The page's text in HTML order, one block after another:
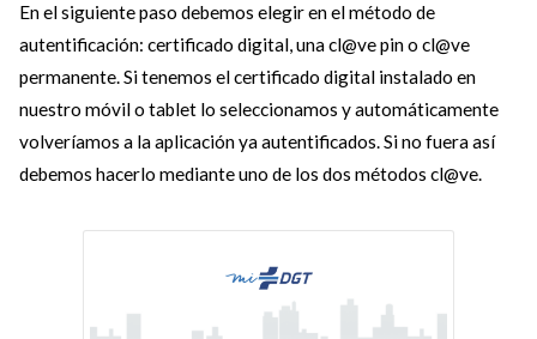
En el siguiente paso debemos elegir en el método de
autentificación: certificado digital, una cl@ve pin o cl@ve
permanente. Si tenemos el certificado digital instalado en
nuestro móvil o tablet lo seleccionamos y automáticamente
volveríamos a la aplicación ya autentificados. Si no fuera así
debemos hacerlo mediante uno de los dos métodos cl@ve.